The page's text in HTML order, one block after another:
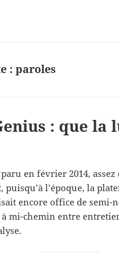
personnel
:paroles
: que la
en février 2014, assez
puisqu’à l’époque, la
encore office de semi-
mi-chemin entre